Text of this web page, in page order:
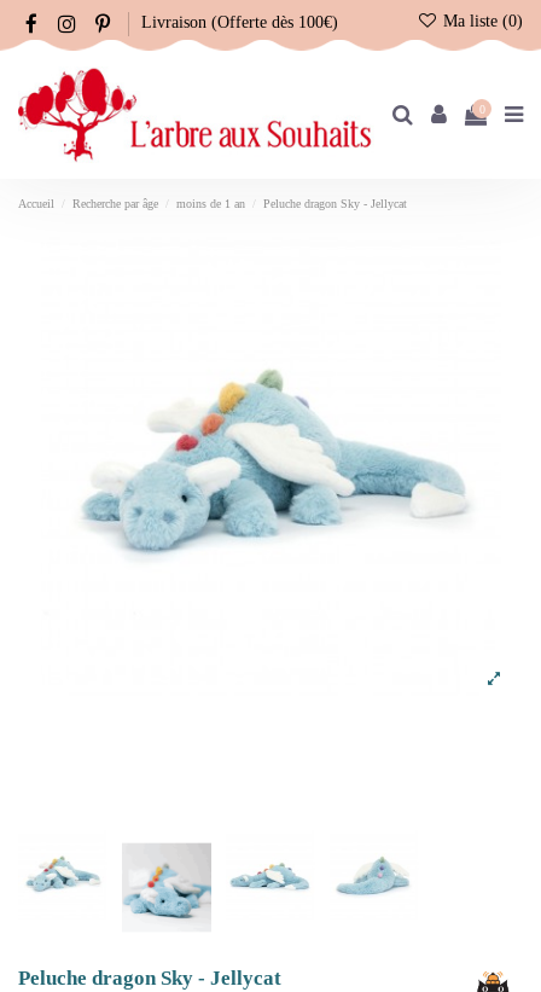
Livraison (Offerte dès 100€) Ma liste (0)
0
Accueil Recherche par âge moins de 1 an Peluche dragon Sky - Jellycat
Peluche dragon Sky - Jellycat